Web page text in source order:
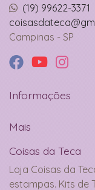
(19) 99622-3371
Campinas - SP
Informações
Mais
Coisas da Teca
Loja Coisas da
estampas. Kits de